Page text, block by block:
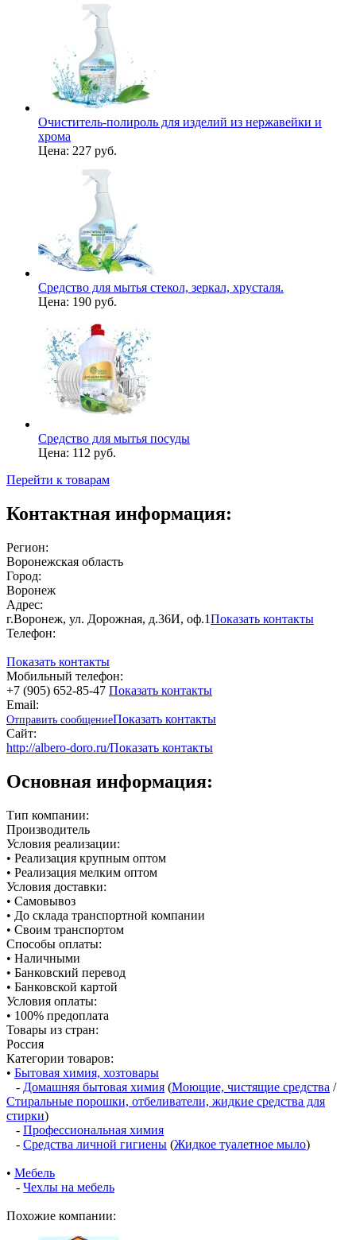
Очиститель-полироль для изделий из нержавейки и
хрома
Цена: 227 руб.
Средство для мытья стекол, зеркал, хрусталя.
Цена: 190 руб.
Средство для мытья посуды
Цена: 112 руб.
Перейти к товарам
Контактная информация:
Регион:
Воронежская область
Город:
Воронеж
Адрес:
г.Воронеж, ул. Дорожная, д.36И, оф.1Показать контакты
Телефон:
Показать контакты
Мобильный телефон:
+7 (905) 652-85-47 Показать контакты
Email:
Отправить сообщениеПоказать контакты
Сайт:
http://albero-doro.ru/Показать контакты
Основная информация:
Тип компании:
Производитель
Условия реализации:
• Реализация крупным оптом
• Реализация мелким оптом
Условия доставки:
• Самовывоз
• До склада транспортной компании
• Своим транспортом
Способы оплаты:
• Наличными
• Банковский перевод
• Банковской картой
Условия оплаты:
• 100% предоплата
Товары из стран:
Россия
Категории товаров:
• Бытовая химия, хозтовары
- Домашняя бытовая химия (Моющие, чистящие средства /
Стиральные порошки, отбеливатели, жидкие средства для
стирки)
- Профессиональная химия
- Средства личной гигиены (Жидкое туалетное мыло)
• Мебель
- Чехлы на мебель
Похожие компании: